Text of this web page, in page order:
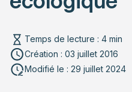
Rechercher un article
Temps de lecture : 4 min
Création : 03 juillet 2016
Modifié le : 29 juillet 2024